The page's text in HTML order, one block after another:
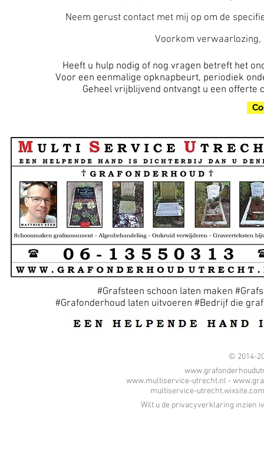
Neem gerust contact met mij op om de
Voorkom
Heeft u hulp nodig of nog vragen betreft het
Voor een eenmalige opknapbeurt, periodiek
Geheel vrijblijvend ontvangt u een
#Grafsteen schoon laten maken
#Grafonderhoud laten uitvoeren #Bedrijf die
© 2014-
.
www.multiservice-utrecht.nl -
multiservice-
Wilt u de privacyverklaring inzien